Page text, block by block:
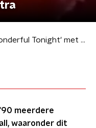
Eric Clapton speelt 'Wonderful Tonight' met National Philharmonic Orchestra
meerdere
waaronder dit